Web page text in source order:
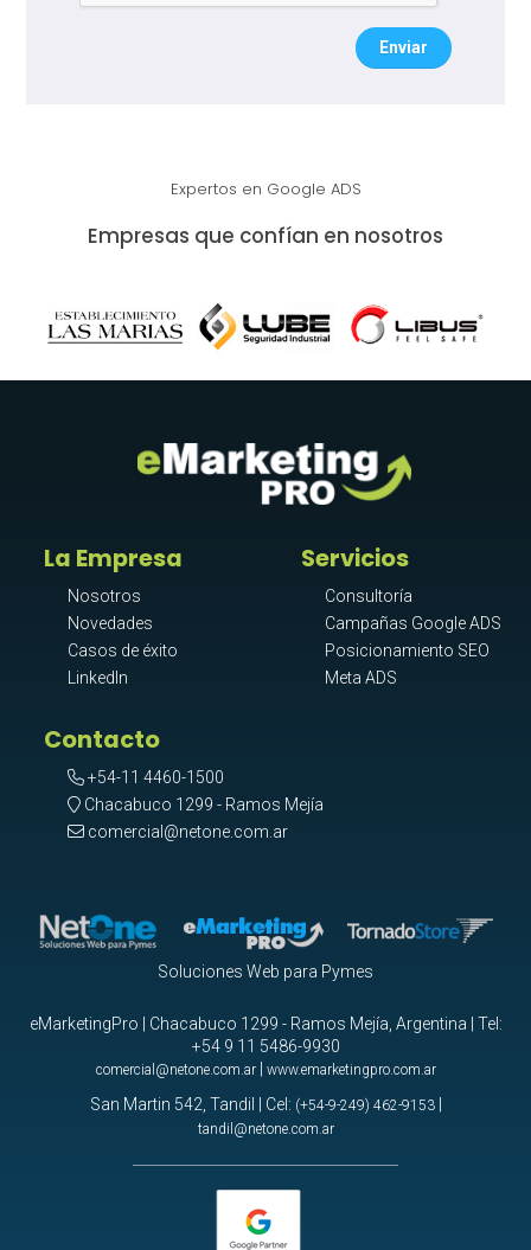
Enviar
Expertos en Google ADS
Empresas que confían en nosotros
La Empresa
Nosotros
Novedades
Casos de éxito
LinkedIn
Servicios
Consultoría
Campañas Google ADS
Posicionamiento SEO
Meta ADS
Contacto
+54-11 4460-1500
Chacabuco 1299 - Ramos Mejía
comercial@netone.com.ar
Soluciones Web para Pymes
eMarketingPro | Chacabuco 1299 - Ramos Mejía, Argentina | Tel:
+54 9 11 5486-9930
comercial@netone.com.ar| www.emarketingpro.com.ar
San Martin 542, Tandil | Cel: (+54-9-249) 462-9153|
tandil@netone.com.ar